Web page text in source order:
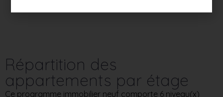
Répartition des
appartements par étage
Ce programme immobilier neuf comporte 6 niveau(x)